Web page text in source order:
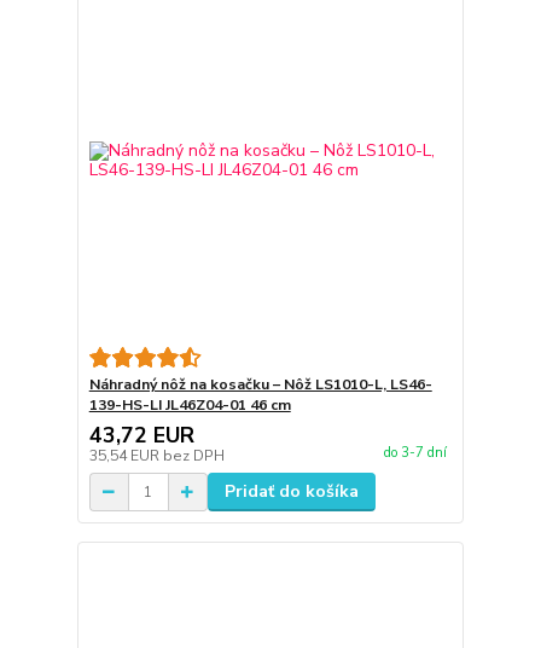
Náhradný nôž na kosačku – Nôž LS1010-L, LS46-
139-HS-LI JL46Z04-01 46 cm
43,72 EUR
35,54 EUR bez DPH do 3-7 dní
Pridať do košíka